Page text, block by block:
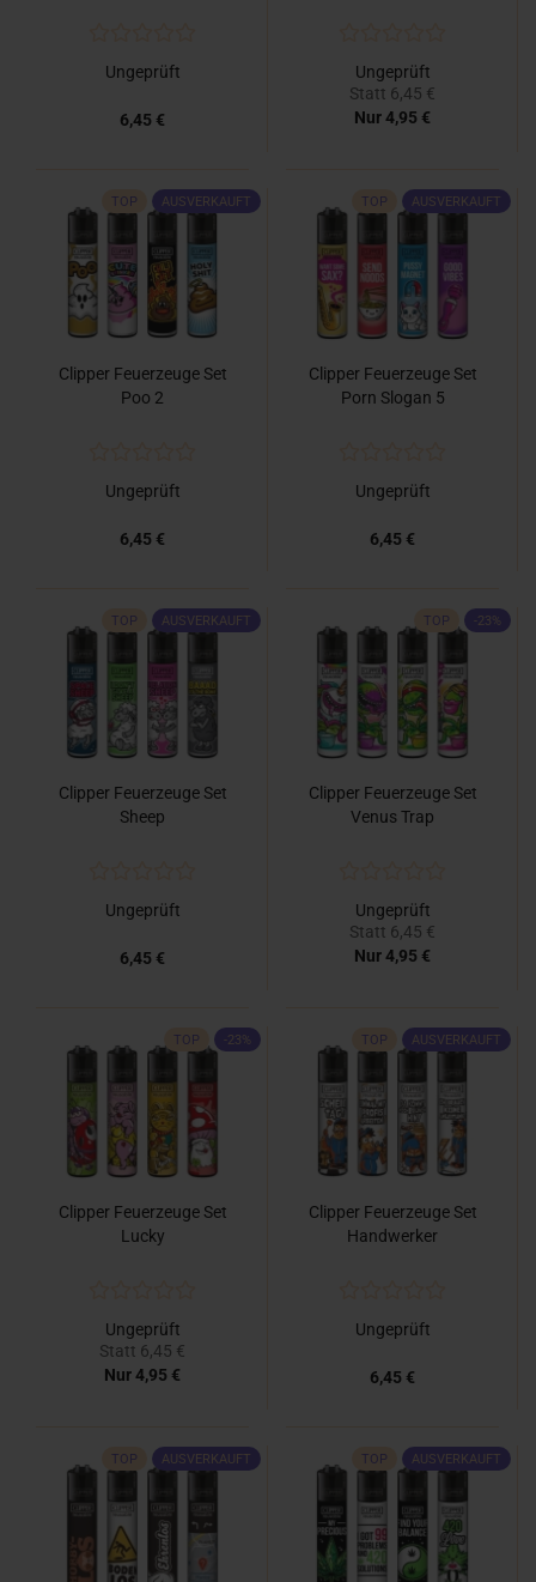
Ungeprüft
6,45 €
Ungeprüft
Statt 6,45 €
Nur 4,95 €
TOP AUSVERKAUFT
Clipper Feuerzeuge Set
Poo 2
Ungeprüft
6,45 €
TOP AUSVERKAUFT
Clipper Feuerzeuge Set
Porn Slogan 5
Ungeprüft
6,45 €
TOP AUSVERKAUFT
Clipper Feuerzeuge Set
Sheep
Ungeprüft
6,45 €
TOP -23%
Clipper Feuerzeuge Set
Venus Trap
Ungeprüft
Statt 6,45 €
Nur 4,95 €
TOP -23%
Clipper Feuerzeuge Set
Lucky
Ungeprüft
Statt 6,45 €
Nur 4,95 €
TOP AUSVERKAUFT
Clipper Feuerzeuge Set
Handwerker
Ungeprüft
6,45 €
TOP AUSVERKAUFT TOP AUSVERKAUFT